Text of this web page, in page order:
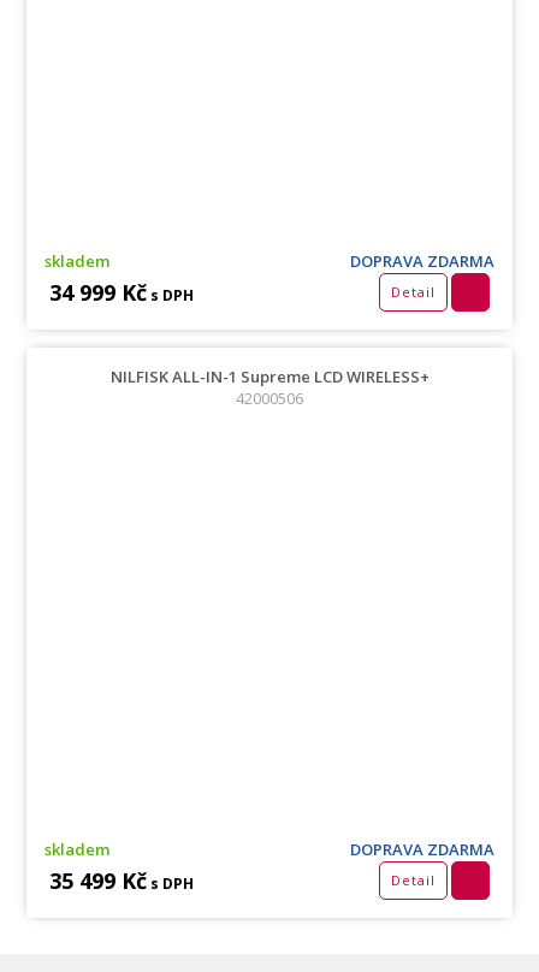
skladem DOPRAVA ZDARMA
34 999 Kč s DPH Detail
NILFISK ALL-IN-1 Supreme LCD WIRELESS+
42000506
skladem DOPRAVA ZDARMA
35 499 Kč s DPH Detail